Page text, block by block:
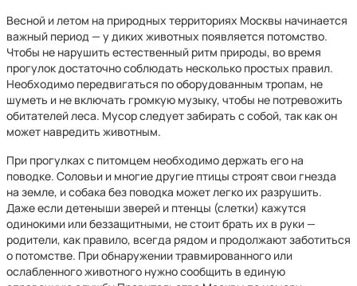
Весной и летом на природных территориях Москвы начинается
важный период — у диких животных появляется потомство.
Чтобы не нарушить естественный ритм природы, во время
прогулок достаточно соблюдать несколько простых правил.
Необходимо передвигаться по оборудованным тропам, не
шуметь и не включать громкую музыку, чтобы не потревожить
обитателей леса. Мусор следует забирать с собой, так как он
может навредить животным.
При прогулках с питомцем необходимо держать его на
поводке. Соловьи и многие другие птицы строят свои гнезда
на земле, и собака без поводка может легко их разрушить.
Даже если детеныши зверей и птенцы (слетки) кажутся
одинокими или беззащитными, не стоит брать их в руки —
родители, как правило, всегда рядом и продолжают заботиться
о потомстве. При обнаружении травмированного или
ослабленного животного нужно сообщить в единую